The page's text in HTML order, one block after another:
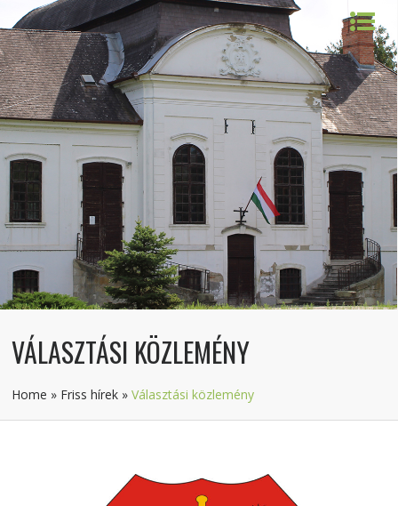
VÁLASZTÁSI KÖZLEMÉNY
Home » Friss hírek »Választási közlemény